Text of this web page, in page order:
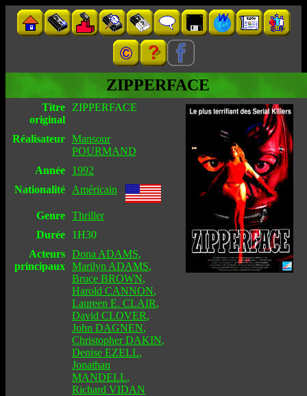
ZIPPERFACE
Titre
original
ZIPPERFACE
Réalisateur Mansour
POURMAND
Année
1992
Nationalité
Américain
Genre Thriller
Durée
1H30
Acteurs
principaux
Dona ADAMS,
Marilyn ADAMS,
Bruce BROWN,
Harold CANNON,
Laureen E. CLAIR,
David CLOVER,
John DAGNEN,
Christopher DAKIN,
Denise EZELL,
Jonathan
MANDELL,
Richard VIDAN